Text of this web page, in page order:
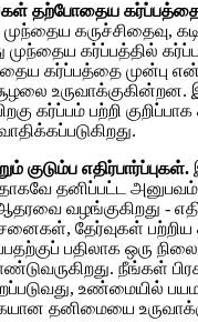
தற்போதைய
முந்தைய கருச்சிதைவு,
முந்தைய கர்ப்பத்தில்
கர்ப்பத்தை முன்பு
உருவாக்குகின்றன.
கர்ப்பம் பற்றி
குடும்ப எதிர்பார்ப்புகள்.
தனிப்பட்ட அனுபவம்.
வழங்குகிறது -
தேர்வுகள் பற்றிய
பதிலாக ஒரு
நீங்கள்
உண்மையில்
தனிமையை